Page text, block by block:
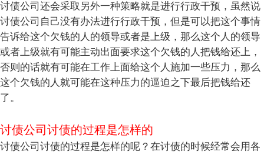
讨债公司还会采取另外一种策略就是进行行政干预，虽然说
讨债公司自己没有办法进行行政干预，但是可以把这个事情
告诉给这个欠钱的人的领导或者是上级，那么这个人的领导
或者上级就有可能主动出面要求这个欠钱的人把钱给还上，
否则的话就有可能在工作上面给这个人施加一些压力，那么
这个欠钱的人就可能在这种压力的逼迫之下最后把钱给还
了。
讨债公司讨债的过程是怎样的
讨债公司讨债的过程是怎样的呢？在讨债的时候经常会用各